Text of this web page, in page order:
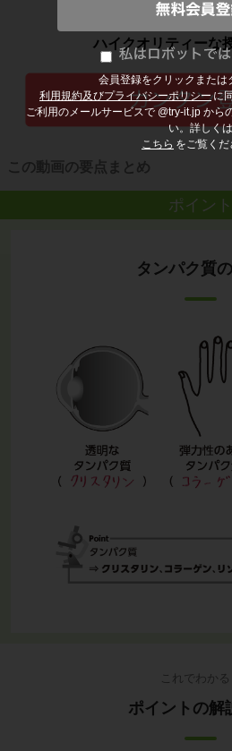
会員登録をクリックまたは
利用規約及びプライバシーポリシー に
ご利用のメールサービスで @try-it.jp から
い。詳しくは
こちら をご覧くだ
子どもの勉強から大人
ハイクオリティーな
この動画の要点まとめ
ポイント
タンパク質
これでわかる
ポイントの解